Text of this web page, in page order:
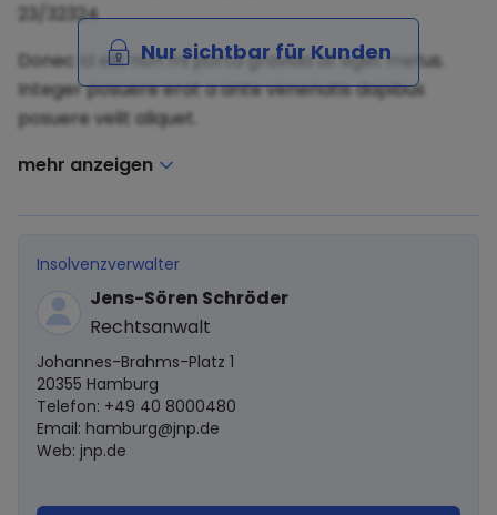
23/32324
Donec id elit non mi porta gravida at eget metus.
Integer posuere erat a ante venenatis dapibus
posuere velit aliquet.
Nur sichtbar für Kunden
mehr anzeigen
Insolvenzverwalter
Jens-Sören Schröder
Rechtsanwalt
Johannes-Brahms-Platz 1
20355 Hamburg
Telefon: +49 40 8000480
Email: hamburg@jnp.de
Web: jnp.de